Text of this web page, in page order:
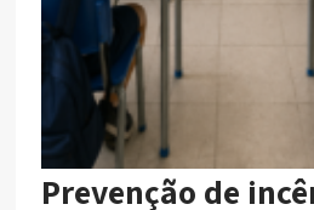
Prevenção de